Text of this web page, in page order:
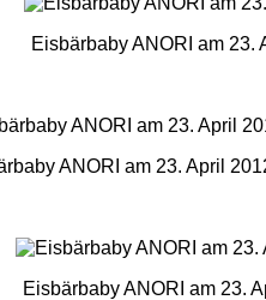
Eisbärbaby ANORI am 23.
ANORI am 23. April
Eisbärbaby ANORI am 23.